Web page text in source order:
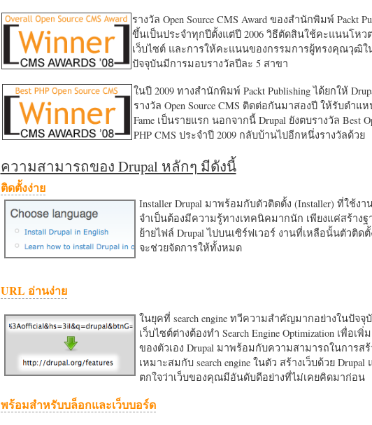
รางวัล Open Source CMS Award ของสำนักพิมพ์ Packt
ขึ้นเป็นประจำทุกปีตั้งแต่ปี 2006 วิธีตัดสินใช้คะแนนโหว
เว็บไซต์ และการให้คะแนนของกรรมการผู้ทรงคุณวุฒิใ
ปัจจุบันมีการมอบรางวัลปีละ 5 สาขา
ในปี 2009 ทางสำนักพิมพ์ Packt Publishing ได้ยกให้
รางวัล Open Source CMS ติดต่อกันมาสองปี ให้รับตำแ
Fame เป็นรายแรก นอกจากนี้ Drupal ยังตบรางวัล Best
PHP CMS ประจำปี 2009 กลับบ้านไปอีกหนึ่งรางวัลด้วย
ความสามารถของ Drupal หลักๆ มีดังนี้
ติดตั้งง่าย
Installer Drupal มาพร้อมกับตัวติดตั้ง (Installer) ที่ใช้งา
จำเป็นต้องมีความรู้ทางเทคนิคมากนัก เพียงแค่สร้าง
ย้ายไฟล์ Drupal ไปบนเซิร์ฟเวอร์ งานที่เหลือนั้นตัวติดตั้
จะช่วยจัดการให้ทั้งหมด
URL อ่านง่าย
ในยุคที่ search engine ทวีความสำคัญมากอย่างในปัจจุ
เว็บไซต์ต่างต้องทำ Search Engine Optimization เพื่อเ
ของตัวเอง Drupal มาพร้อมกับความสามารถในการสร้
เหมาะสมกับ search engine ในตัว สร้างเว็บด้วย
ตกใจว่าเว็บของคุณมีอันดับดีอย่างที่ไม่เคยคิดมาก่อน
พร้อมสำหรับบล็อกและเว็บบอร์ด